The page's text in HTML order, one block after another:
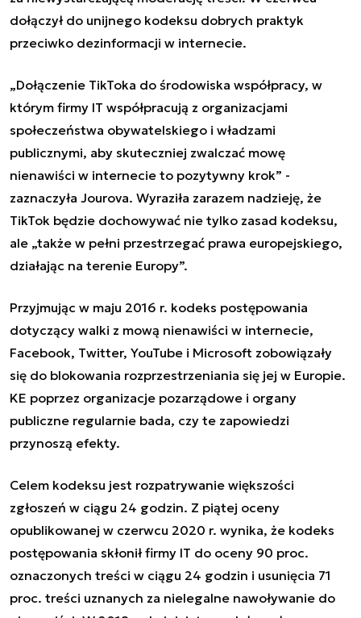
dołączył do unijnego kodeksu dobrych praktyk
przeciwko dezinformacji w internecie.
„Dołączenie TikToka do środowiska współpracy, w
którym firmy IT współpracują z organizacjami
społeczeństwa obywatelskiego i władzami
publicznymi, aby skuteczniej zwalczać mowę
nienawiści w internecie to pozytywny krok” -
zaznaczyła Jourova. Wyraziła zarazem nadzieję, że
TikTok będzie dochowywać nie tylko zasad kodeksu,
ale „także w pełni przestrzegać prawa europejskiego,
działając na terenie Europy”.
Przyjmując w maju 2016 r. kodeks postępowania
dotyczący walki z mową nienawiści w internecie,
Facebook, Twitter, YouTube i Microsoft zobowiązały
się do blokowania rozprzestrzeniania się jej w Europie.
KE poprzez organizacje pozarządowe i organy
publiczne regularnie bada, czy te zapowiedzi
przynoszą efekty.
Celem kodeksu jest rozpatrywanie większości
zgłoszeń w ciągu 24 godzin. Z piątej oceny
opublikowanej w czerwcu 2020 r. wynika, że kodeks
postępowania skłonił firmy IT do oceny 90 proc.
oznaczonych treści w ciągu 24 godzin i usunięcia 71
proc. treści uznanych za nielegalne nawoływanie do